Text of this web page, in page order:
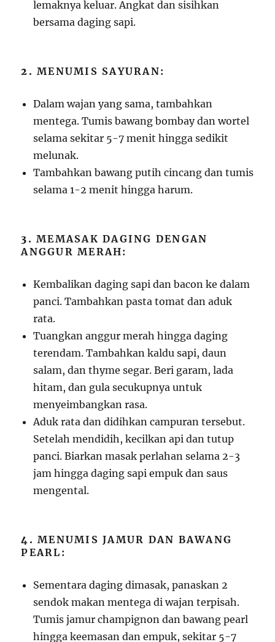
lemaknya keluar. Angkat dan sisihkan
bersama daging sapi.
2.MENUMIS SAYURAN:
Dalam wajan yang sama, tambahkan
mentega. Tumis bawang bombay dan wortel
selama sekitar 5-7 menit hingga sedikit
melunak.
Tambahkan bawang putih cincang dan tumis
selama 1-2 menit hingga harum.
3.MEMASAK DAGING DENGAN
ANGGUR MERAH:
Kembalikan daging sapi dan bacon ke dalam
panci. Tambahkan pasta tomat dan aduk
rata.
Tuangkan anggur merah hingga daging
terendam. Tambahkan kaldu sapi, daun
salam, dan thyme segar. Beri garam, lada
hitam, dan gula secukupnya untuk
menyeimbangkan rasa.
Aduk rata dan didihkan campuran tersebut.
Setelah mendidih, kecilkan api dan tutup
panci. Biarkan masak perlahan selama 2-3
jam hingga daging sapi empuk dan saus
mengental.
4.MENUMIS JAMUR DAN BAWANG
PEARL:
Sementara daging dimasak, panaskan 2
sendok makan mentega di wajan terpisah.
Tumis jamur champignon dan bawang pearl
hingga keemasan dan empuk, sekitar 5-7